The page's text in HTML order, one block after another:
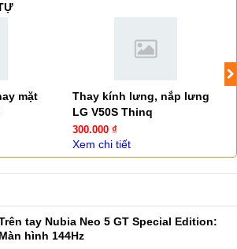
mặt
Thay kính lưng, nắp lưng
LG V50S Thinq
300.000 ₫
Xem chi tiết
tay Nubia Neo 5 GT Special Edition:
Màn hình 144Hz